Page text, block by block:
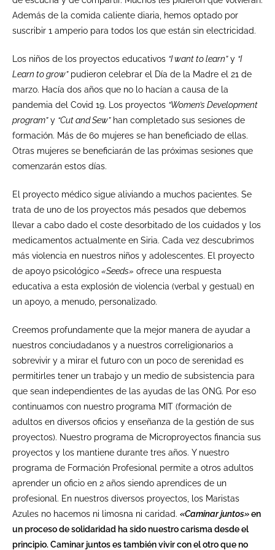
Además de la comida caliente diaria, hemos optado por
suscribir 1 amperio para todos los que están sin electricidad.
Los niños de los proyectos educativos “I want to learn”y “I
Learn to grow”pudieron celebrar el Día de la Madre el 21 de
marzo. Hacía dos años que no lo hacían a causa de la
pandemia del Covid 19. Los proyectos “Women’s Development
program”y “Cut and Sew”han completado sus sesiones de
formación. Más de 60 mujeres se han beneficiado de ellas.
Otras mujeres se beneficiarán de las próximas sesiones que
comenzarán estos días.
El proyecto médico sigue aliviando a muchos pacientes. Se
trata de uno de los proyectos más pesados que debemos
llevar a cabo dado el coste desorbitado de los cuidados y los
medicamentos actualmente en Siria. Cada vez descubrimos
más violencia en nuestros niños y adolescentes. El proyecto
de apoyo psicológico «Seeds» ofrece una respuesta
educativa a esta explosión de violencia (verbal y gestual) en
un apoyo, a menudo, personalizado.
Creemos profundamente que la mejor manera de ayudar a
nuestros conciudadanos y a nuestros correligionarios a
sobrevivir y a mirar el futuro con un poco de serenidad es
permitirles tener un trabajo y un medio de subsistencia para
que sean independientes de las ayudas de las ONG. Por eso
continuamos con nuestro programa MIT (formación de
adultos en diversos oficios y enseñanza de la gestión de sus
proyectos). Nuestro programa de Microproyectos financia sus
proyectos y los mantiene durante tres años. Y nuestro
programa de Formación Profesional permite a otros adultos
aprender un oficio en 2 años siendo aprendices de un
profesional. En nuestros diversos proyectos, los Maristas
Azules no hacemos ni limosna ni caridad. «Caminar juntos»en
un proceso de solidaridad ha sido nuestro carisma desde el
principio. Caminar juntos es también vivir con el otro que no